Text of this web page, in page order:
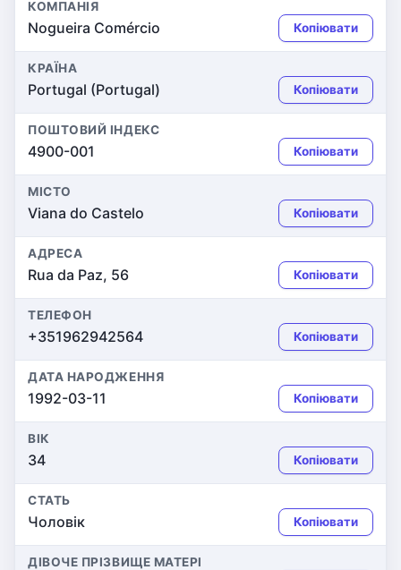
КОМПАНІЯ
Nogueira Comércio Копіювати
КРАЇНА
Portugal (Portugal) Копіювати
ПОШТОВИЙ ІНДЕКС
4900-001 Копіювати
МІСТО
Viana do Castelo Копіювати
АДРЕСА
Rua da Paz, 56 Копіювати
ТЕЛЕФОН
+351962942564 Копіювати
ДАТА НАРОДЖЕННЯ
1992-03-11 Копіювати
ВІК
34 Копіювати
СТАТЬ
Чоловік Копіювати
ДІВОЧЕ ПРІЗВИЩЕ МАТЕРІ